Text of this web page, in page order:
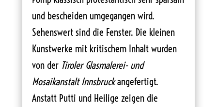
und bescheiden umgegangen wird.
Sehenswert sind die Fenster. Die kleinen
Kunstwerke mit kritischem Inhalt wurden
von der Tiroler Glasmalerei- und
Mosaikanstalt Innsbruckangefertigt.
Anstatt Putti und Heilige zeigen die